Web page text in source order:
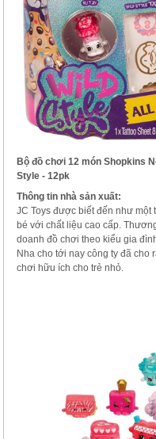
Bộ đồ chơi 12 món Shopkins
Style - 12pk
Thông tin nhà sản xuất:
JC Toys được biết đến như
bé với chất liệu cao cấp.
doanh đồ chơi theo kiểu gia
Nha cho tới nay công ty đã cho
chơi hữu ích cho trẻ nhỏ.